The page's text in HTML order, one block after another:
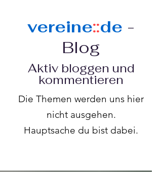
vereine::de -
Blog
Aktiv bloggen und
kommentieren
Die Themen werden uns hier
nicht ausgehen.
Hauptsache du bist dabei.